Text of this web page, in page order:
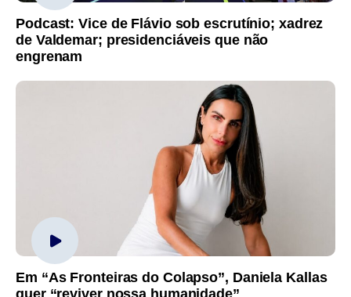
Podcast: Vice de Flávio sob escrutínio; xadrez
de Valdemar; presidenciáveis que não
engrenam
Em “As Fronteiras do Colapso”, Daniela Kallas